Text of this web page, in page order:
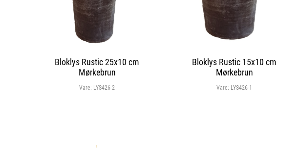
Bloklys Rustic 25x10 cm
Mørkebrun
Vare: LYS426-2
Bloklys Rustic 15x10 cm
Mørkebrun
Vare: LYS426-1